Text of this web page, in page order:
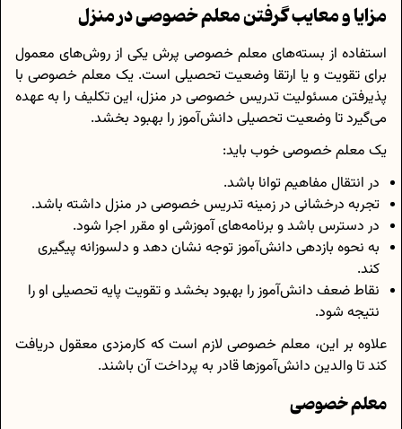
مزایا و معایب گرفتن معلم خصوصی در منزل
استفاده از بسته‌های معلم خصوصی پرش یکی از روش‌های معمول
برای تقویت و یا ارتقا وضعیت تحصیلی است. یک معلم خصوصی با
پذیرفتن مسئولیت تدریس خصوصی در منزل، این تکلیف را به عهده
می‌گیرد تا وضعیت تحصیلی دانش‌آموز را بهبود بخشد.
یک معلم خصوصی خوب باید:
در انتقال مفاهیم توانا باشد.
تجربه درخشانی در زمینه تدریس خصوصی در منزل داشته باشد.
در دسترس باشد و برنامه‌های آموزشی او مقرر اجرا شود.
به نحوه بازدهی دانش‌آموز توجه نشان دهد و دلسوزانه پیگیری
کند.
نقاط ضعف دانش‌آموز را بهبود بخشد و تقویت پایه تحصیلی او را
نتیجه شود.
علاوه بر این، معلم خصوصی لازم است که کارمزدی معقول دریافت
کند تا والدین دانش‌آموزها قادر به پرداخت آن باشند.
معلم خصوصی